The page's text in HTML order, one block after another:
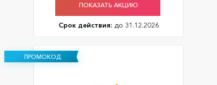
ПОКАЗАТЬ АКЦИЮ
Срок действия: до 31.12.2026
ПРОМОКОД